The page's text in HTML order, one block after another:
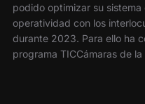
podido optimizar su
operatividad con los
durante 2023. Para ello ha
programa TICCámaras de